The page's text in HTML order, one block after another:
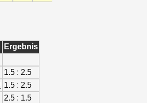
Ergebnis
1.5 : 2.5
1.5 : 2.5
2.5 : 1.5